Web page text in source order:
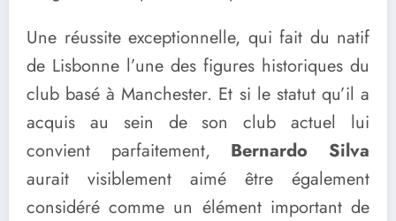
Une réussite exceptionnelle, qui fait du natif
de Lisbonne l’une des figures historiques du
club basé à Manchester. Et si le statut qu’il a
acquis au sein de son club actuel lui
convient parfaitement, Bernardo Silva
aurait visiblement aimé être également
considéré comme un élément important de